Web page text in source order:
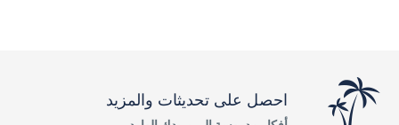
احصل على تحديثات والمزيد